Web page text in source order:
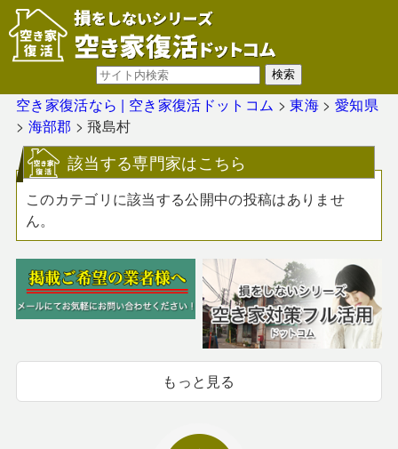
空き家復活なら | 空き家復活ドットコム >東海> 愛知県
> 海部郡 >飛島村
該当する専門家はこちら
このカテゴリに該当する公開中の投稿はありませ
ん。
もっと見る